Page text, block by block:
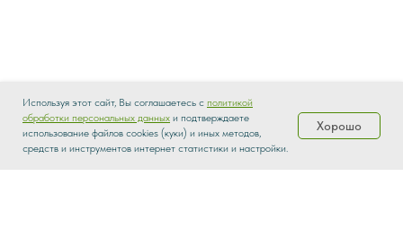
Каталог Распродажа Доставка
Используя этот сайт, Вы соглашаетесь с политикой
обработки персональных данных и подтверждаете
использование файлов cookies (куки) и иных методов,
средств и инструментов интернет статистики и настройки.
Хорошо